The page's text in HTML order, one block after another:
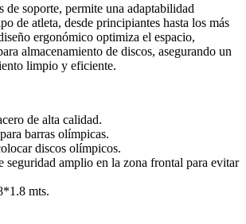
de soporte, permite una adaptabilidad
de atleta, desde principiantes hasta los más
ergonómico optimiza el espacio,
almacenamiento de discos, asegurando un
limpio y eficiente.
de alta calidad.
barras olímpicas.
discos olímpicos.
seguridad amplio en la zona frontal para evitar
mts.